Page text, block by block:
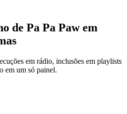
de Pa Pa Paw em
em rádio, inclusões em playlists
em um só painel.